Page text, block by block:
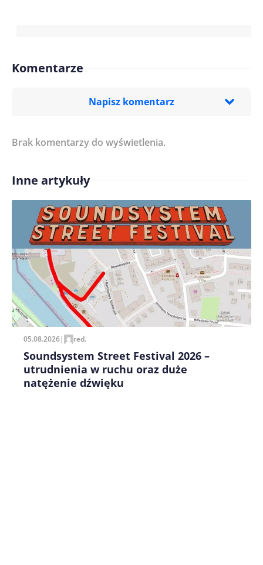
Komentarze
Napisz komentarz
Treść komentarza*
Imię/ Nick*
Zapamiętaj moje dane w tej przeglądarce podczas
pisania kolejnych komentarzy.
Brak komentarzy do wyświetlenia.
Inne artykuły
05.08.2026| red.
Soundsystem Street Festival 2026 –
utrudnienia w ruchu oraz duże
natężenie dźwięku